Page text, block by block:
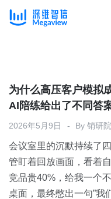
产品总览
产品集成
下载客户端
解决方案
按行业
消费医疗
客户案例
开放平台
定价
为什么高压客户模拟
AI陪练给出了不同答
2026年5月9日 By 销研院
会议室里的沉默持续了
管盯着回放画面，看着
竞品贵40%，给我一个
桌面，最终憋出一句”